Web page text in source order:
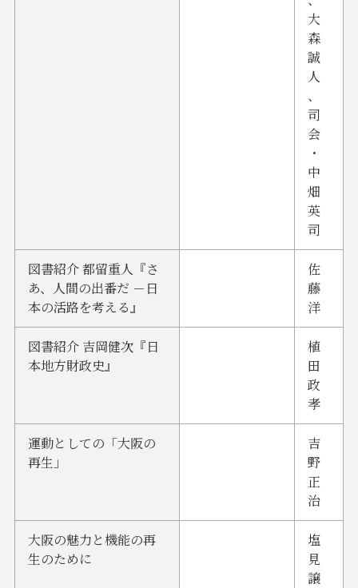
大
森
誠
人
、
司
会
・
中
畑
英
司
図書紹介 都留重人『さ
あ、人間の出番だ －日
本の活路を考える』
佐
藤
洋
図書紹介 吉岡健次『日
本地方財政史』
植
田
政
孝
運動としての「大阪の
再生」
吉
野
正
治
大阪の魅力と機能の再
生のために
塩
見
譲